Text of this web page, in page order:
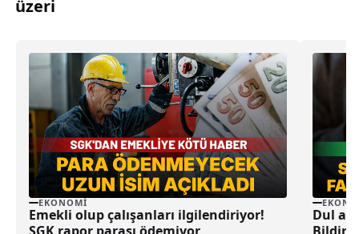
üzeri
EKONOMI
Emekli olup çalışanları ilgilendiriyor!
Dul